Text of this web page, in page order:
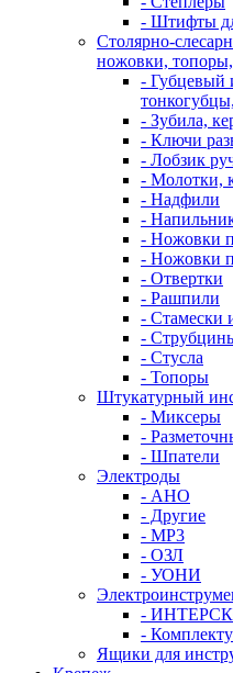
- Штифты
Столярно-
ножовки, топоры,
- Губцевый
- Зубила,
- Ключи
- Лобзик
- Молотки,
- Надфили
-
- Ножовки
- Ножовки
- Отвертки
- Рашпили
- Стамески
-
- Стусла
- Топоры
Штукатурный
- Миксеры
-
- Шпатели
Электроды
- АНО
- Другие
- МР3
- ОЗЛ
- УОНИ
-
-
Ящики для